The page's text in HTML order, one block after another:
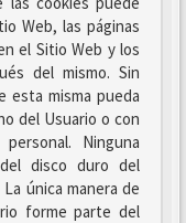
Web, las páginas
el Sitio Web y los
del mismo. Sin
esta misma pueda
del Usuario o con
Ninguna
disco duro del
única manera de
forme parte del